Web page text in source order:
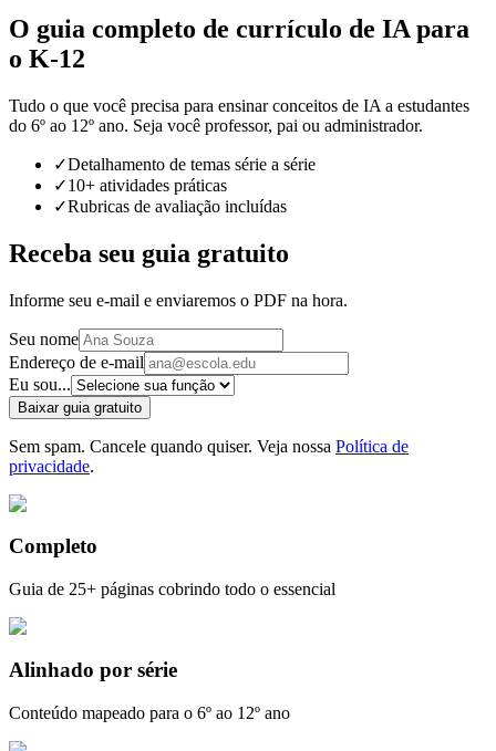
O guia completo de currículo de IA para
o K-12
Tudo o que você precisa para ensinar conceitos de IA a estudantes
do 6º ao 12º ano. Seja você professor, pai ou administrador.
✓Detalhamento de temas série a série
✓10+ atividades práticas
✓Rubricas de avaliação incluídas
Receba seu guia gratuito
Informe seu e-mail e enviaremos o PDF na hora.
Seu nome
Endereço de e-mail
Eu sou...
Baixar guia gratuito
Sem spam. Cancele quando quiser. Veja nossa Política de
privacidade.
Completo
Guia de 25+ páginas cobrindo todo o essencial
Alinhado por série
Conteúdo mapeado para o 6º ao 12º ano